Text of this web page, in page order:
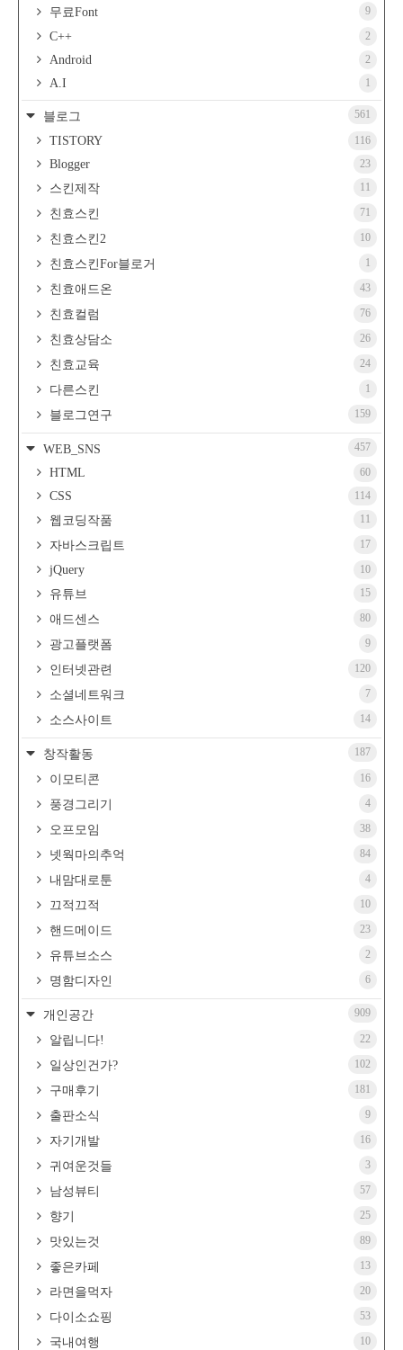
무료Font 9
C++ 2
Android 2
A.I 1
블로그 561
TISTORY 116
Blogger 23
스킨제작 11
친효스킨 71
친효스킨2 10
친효스킨For블로거 1
친효애드온 43
친효컬럼 76
친효상담소 26
친효교육 24
다른스킨 1
블로그연구 159
WEB_SNS 457
HTML 60
CSS 114
웹코딩작품 11
자바스크립트 17
jQuery 10
유튜브 15
애드센스 80
광고플랫폼 9
인터넷관련 120
소셜네트워크 7
소스사이트 14
창작활동 187
이모티콘 16
풍경그리기 4
오프모임 38
넷웍마의추억 84
내맘대로툰 4
끄적끄적 10
핸드메이드 23
유튜브소스 2
명함디자인 6
개인공간 909
알립니다! 22
일상인건가? 102
구매후기 181
출판소식 9
자기개발 16
귀여운것들 3
남성뷰티 57
향기 25
맛있는것 89
좋은카페 13
라면을먹자 20
다이소쇼핑 53
국내여행 10